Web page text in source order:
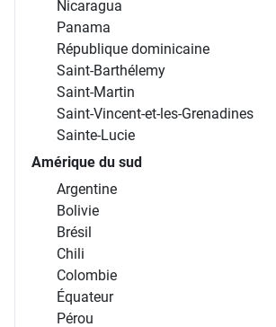
Nicaragua
Panama
République dominicaine
Saint-Barthélemy
Saint-Martin
Saint-Vincent-et-les-Grenadines
Sainte-Lucie
Amérique du sud
Argentine
Bolivie
Brésil
Chili
Colombie
Équateur
Pérou